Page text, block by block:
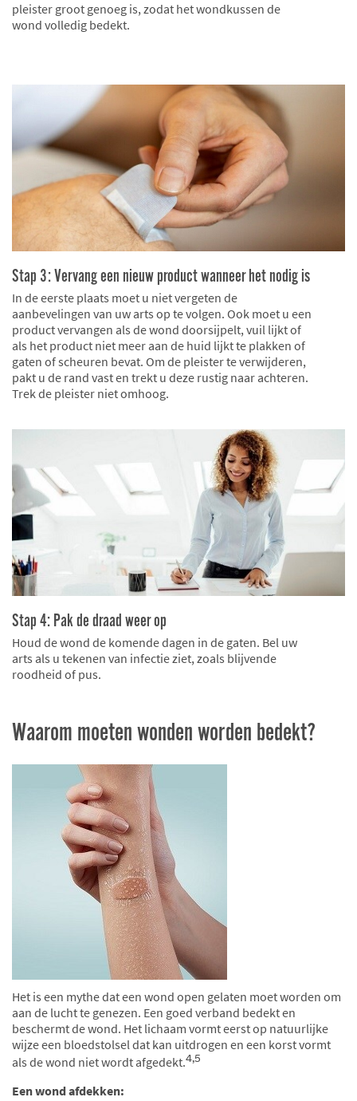
pleister groot genoeg is, zodat het wondkussen de
wond volledig bedekt.
Stap 3: Vervang een nieuw product wanneer het nodig is
In de eerste plaats moet u niet vergeten de
aanbevelingen van uw arts op te volgen. Ook moet u een
product vervangen als de wond doorsijpelt, vuil lijkt of
als het product niet meer aan de huid lijkt te plakken of
gaten of scheuren bevat. Om de pleister te verwijderen,
pakt u de rand vast en trekt u deze rustig naar achteren.
Trek de pleister niet omhoog.
Stap 4: Pak de draad weer op
Houd de wond de komende dagen in de gaten. Bel uw
arts als u tekenen van infectie ziet, zoals blijvende
roodheid of pus.
Waarom moeten wonden worden bedekt?
Het is een mythe dat een wond open gelaten moet worden om
aan de lucht te genezen. Een goed verband bedekt en
beschermt de wond. Het lichaam vormt eerst op natuurlijke
wijze een bloedstolsel dat kan uitdrogen en een korst vormt
als de wond niet wordt afgedekt.4,5
Een wond afdekken: